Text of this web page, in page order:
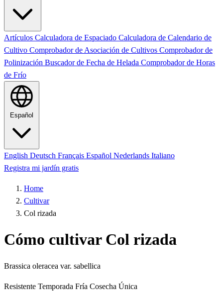
Artículos Calculadora de Espaciado Calculadora de Calendario de
Cultivo Comprobador de Asociación de Cultivos Comprobador de
Polinización Buscador de Fecha de Helada Comprobador de Horas
de Frío
Español
English Deutsch Français Español Nederlands Italiano
Registra mi jardín gratis
Home
Cultivar
Col rizada
Cómo cultivar Col rizada
Brassica oleracea var. sabellica
Resistente Temporada Fría Cosecha Única